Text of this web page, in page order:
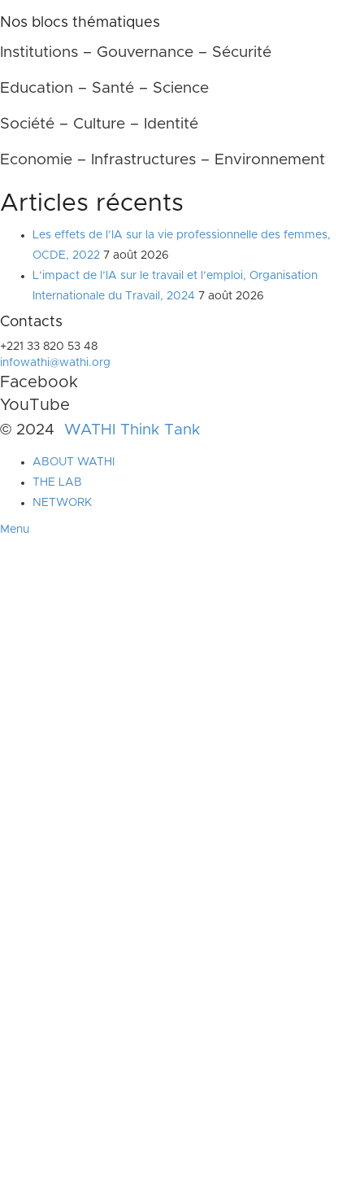
des
publications
Nos blocs thématiques
Institutions – Gouvernance – Sécurité
Education – Santé – Science
Société – Culture – Identité
Economie – Infrastructures – Environnement
Articles récents
Les effets de l’IA sur la vie professionnelle des femmes,
OCDE, 2022 7 août 2026
L’impact de l’IA sur le travail et l’emploi, Organisation
Internationale du Travail, 2024 7 août 2026
Contacts
+221 33 820 53 48
infowathi@wathi.org
Facebook
YouTube
© 2024 WATHI Think Tank
ABOUT WATHI
THE LAB
NETWORK
Menu